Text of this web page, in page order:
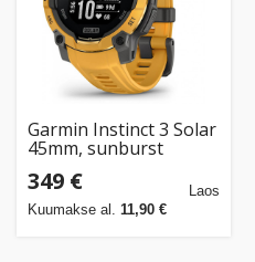
Garmin Instinct 3 Solar
45mm, sunburst
349 €
Kuumakse al. 11,90 €
Laos